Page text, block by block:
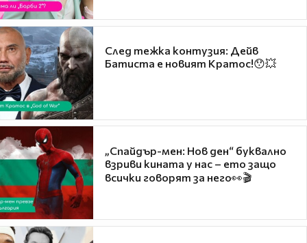
След тежка контузия: Дейв
Батиста е новият Кратос!😯💥
„Спайдър-мен: Нов ден“ буквално
взриви кината у нас – ето защо
всички говорят за него👀🎬